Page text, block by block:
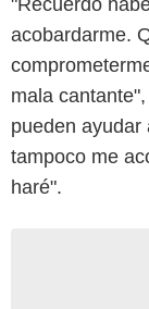
"Recuerdo
acobardarme.
mala
pueden ayudar
tampoco me
haré".